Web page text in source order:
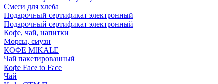
Смеси для хлеба
Подарочный сертификат электронный
Подарочный сертификат электронный
Кофе, чай, напитки
Морсы, смузи
КОФЕ MIKALE
Чай пакетированный
Кофе Face to Face
Чай